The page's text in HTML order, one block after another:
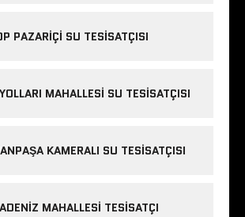
PAZARIÇI SU TESISATÇISI
MAHALLESI SU TESISATÇISI
KAMERALI SU TESISATÇISI
MAHALLESI TESISATÇI